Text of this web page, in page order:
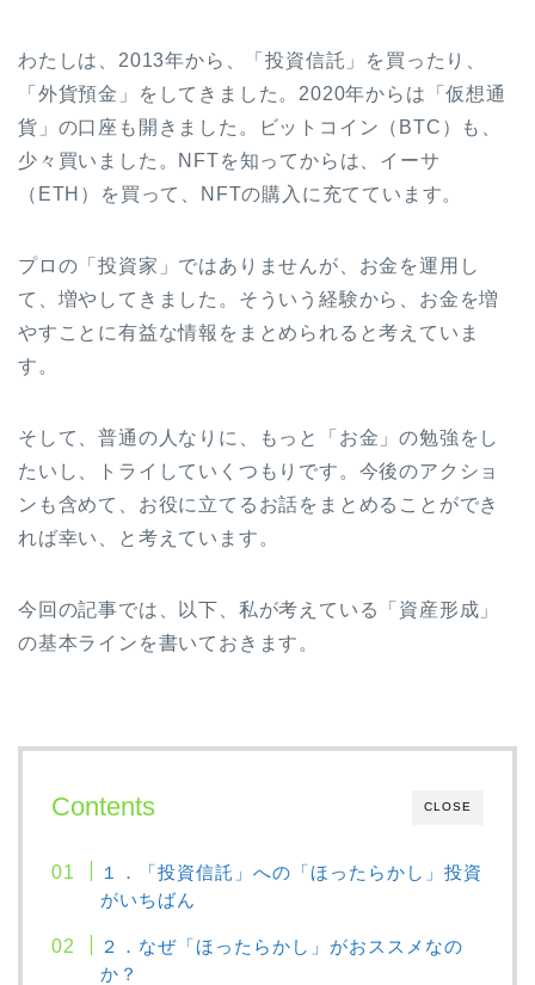
わたしは、2013年から、「投資信託」を買ったり、
「外貨預金」をしてきました。2020年からは「仮想通
貨」の口座も開きました。ビットコイン（BTC）も、
少々買いました。NFTを知ってからは、イーサ
（ETH）を買って、NFTの購入に充てています。
プロの「投資家」ではありませんが、お金を運用し
て、増やしてきました。そういう経験から、お金を増
やすことに有益な情報をまとめられると考えていま
す。
そして、普通の人なりに、もっと「お金」の勉強をし
たいし、トライしていくつもりです。今後のアクショ
ンも含めて、お役に立てるお話をまとめることができ
れば幸い、と考えています。
今回の記事では、以下、私が考えている「資産形成」
の基本ラインを書いておきます。
CLOSE
Contents
１．「投資信託」への「ほったらかし」投資
がいちばん
２．なぜ「ほったらかし」がおススメなの
か？